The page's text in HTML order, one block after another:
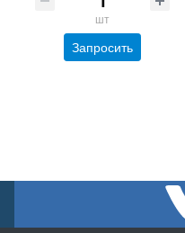
шт
Запросить